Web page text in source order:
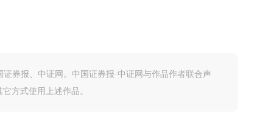
券报、中证网。中国证券报·中证网与作品作者联合声
方式使用上述作品。